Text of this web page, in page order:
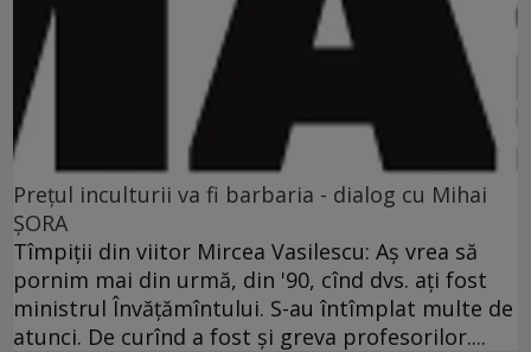
Preţul inculturii va fi barbaria - dialog cu Mihai
ŞORA
Tîmpiţii din viitor Mircea Vasilescu: Aş vrea să
pornim mai din urmă, din '90, cînd dvs. aţi fost
ministrul Învăţămîntului. S-au întîmplat multe de
atunci. De curînd a fost şi greva profesorilor....